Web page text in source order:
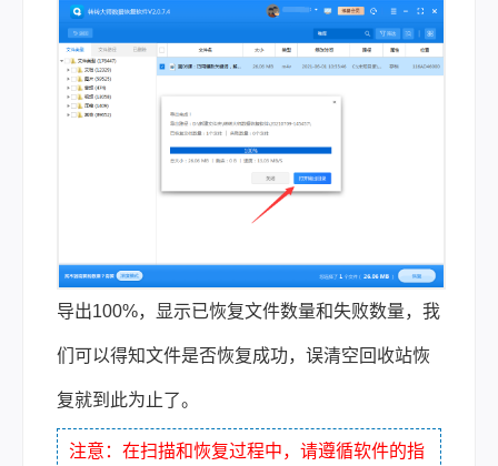
导出100%，显示已恢复文件数量和失败数量，我
们可以得知文件是否恢复成功，误清空回收站恢
复就到此为止了。
注意：在扫描和恢复过程中，请遵循软件的指